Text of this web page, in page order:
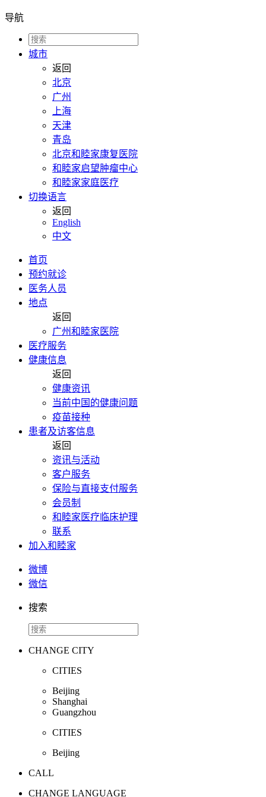
导航
城市
返回
北京
广州
上海
天津
青岛
北京和睦家康复医院
和睦家启望肿瘤中心
和睦家家庭医疗
切换语言
返回
English
中文
首页
预约就诊
医务人员
地点
返回
广州和睦家医院
医疗服务
健康信息
返回
健康资讯
当前中国的健康问题
疫苗接种
患者及访客信息
返回
资讯与活动
客户服务
保险与直接支付服务
会员制
和睦家医疗临床护理
联系
加入和睦家
微博
微信
搜索
CHANGE CITY
CITIES
Beijing
Shanghai
Guangzhou
CITIES
Beijing
CALL
CHANGE LANGUAGE